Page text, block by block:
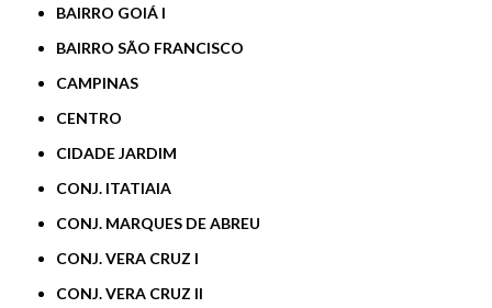
BAIRRO GOIÁ I
BAIRRO SÃO FRANCISCO
CAMPINAS
CENTRO
CIDADE JARDIM
CONJ. ITATIAIA
CONJ. MARQUES DE ABREU
CONJ. VERA CRUZ I
CONJ. VERA CRUZ II